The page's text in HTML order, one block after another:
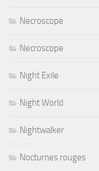
Necroscope
Necroscope
Night Exile
Night World
Nightwalker
Nocturnes rouges